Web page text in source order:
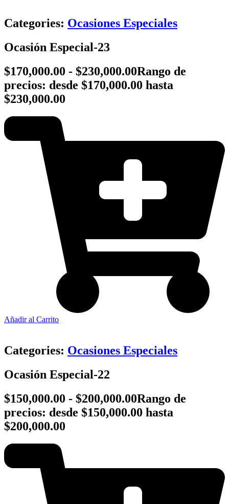
Categories: Ocasiones Especiales
Ocasión Especial-23
$170,000.00 - $230,000.00Rango de
precios: desde $170,000.00 hasta
$230,000.00
Añadir al Carrito
Categories: Ocasiones Especiales
Ocasión Especial-22
$150,000.00 - $200,000.00Rango de
precios: desde $150,000.00 hasta
$200,000.00